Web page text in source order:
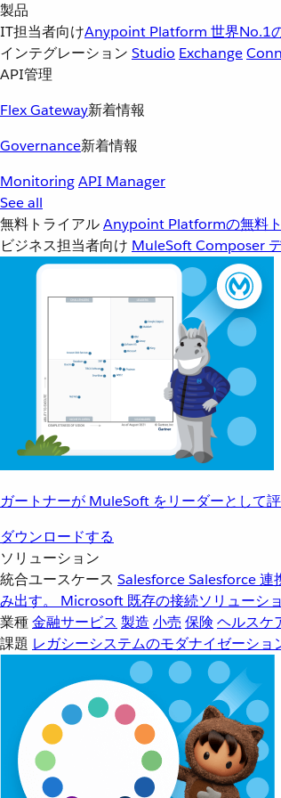
製品
IT担当者向けAnypoint Platform 世界No.1
インテグレーション Studio Exchange
API管理
Flex Gateway新着情報
Governance新着情報
MonitoringAPI Manager
See all
無料トライアルAnypoint Platformの無料
ビジネス担当者向け MuleSoft Composer
ガートナーが MuleSoft をリーダーとして
ダウンロードする
ソリューション
統合ユースケース SalesforceSalesforce 連
み出す。
Microsoft 既存の接続ソリューシ
業種金融サービス 製造 小売 保険 ヘルスケ
課題 レガシーシステムのモダナイゼーショ